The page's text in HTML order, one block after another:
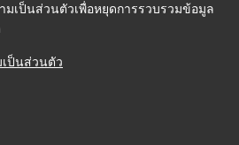
มเป็นส่วนตัวเพื่อหยุดการรวบรวมข้อมูล
ป็นส่วนตัว